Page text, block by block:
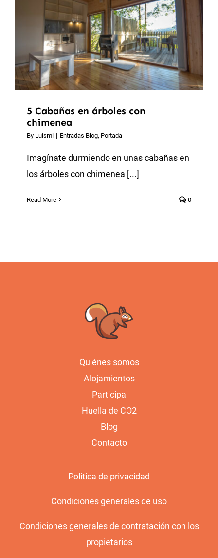
5 Cabañas en árboles con
chimenea
By Luismi | Entradas Blog, Portada
Imagínate durmiendo en unas cabañas en
los árboles con chimenea [...]
Read More 0
Quiénes somos
Alojamientos
Participa
Huella de CO2
Blog
Contacto
Política de privacidad
Condiciones generales de uso
Condiciones generales de contratación con los
propietarios